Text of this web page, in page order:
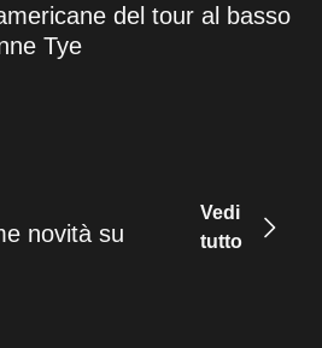
del tour al basso
Tye
novità su
Vedi
tutto